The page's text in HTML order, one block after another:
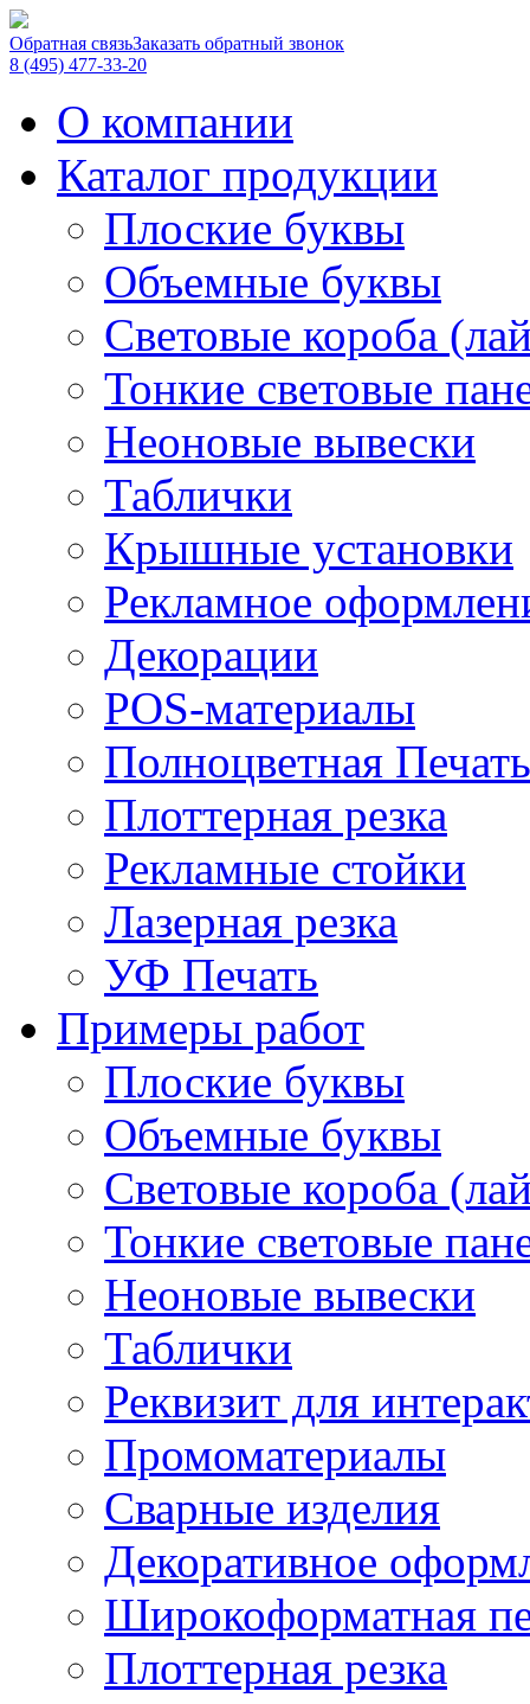
Обратная связьЗаказать обратный звонок
8 (495) 477-33-20
О компании
Каталог продукции
Плоские буквы
Объемные буквы
Световые короба
Тонкие световые
Неоновые вывески
Таблички
Крышные установки
Рекламное
Декорации
POS-материалы
Полноцветная Печать
Плоттерная резка
Рекламные стойки
Лазерная резка
УФ Печать
Примеры работ
Плоские буквы
Объемные буквы
Световые короба
Тонкие световые
Неоновые вывески
Таблички
Реквизит для
Промоматериалы
Сварные изделия
Декоративное
Широкоформатная
Плоттерная резка